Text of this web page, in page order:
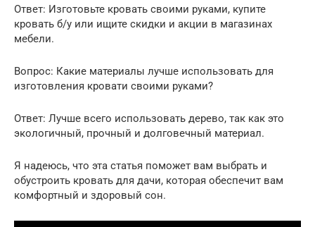
Ответ: Изготовьте кровать своими руками, купите
кровать б/у или ищите скидки и акции в магазинах
мебели.
Вопрос: Какие материалы лучше использовать для
изготовления кровати своими руками?
Ответ: Лучше всего использовать дерево, так как это
экологичный, прочный и долговечный материал.
Я надеюсь, что эта статья поможет вам выбрать и
обустроить кровать для дачи, которая обеспечит вам
комфортный и здоровый сон.